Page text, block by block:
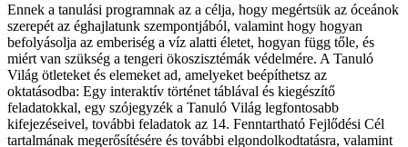
Ennek a tanulási programnak az a célja, hogy megértsük az óceánok
szerepét az éghajlatunk szempontjából, valamint hogy hogyan
befolyásolja az emberiség a víz alatti életet, hogyan függ tőle, és
miért van szükség a tengeri ökoszisztémák védelmére. A Tanuló
Világ ötleteket és elemeket ad, amelyeket beépíthetsz az
oktatásodba: Egy interaktív történet táblával és kiegészítő
feladatokkal, egy szójegyzék a Tanuló Világ legfontosabb
kifejezéseivel, további feladatok az 14. Fenntartható Fejlődési Cél
tartalmának megerősítésére és további elgondolkodtatásra, valamint